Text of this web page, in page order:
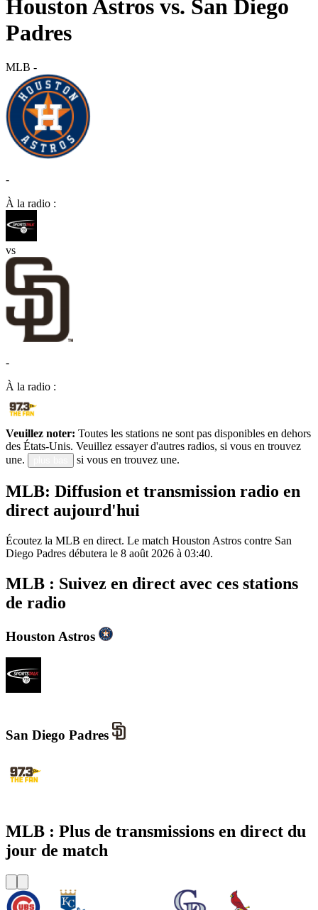
Houston Astros vs. San Diego
Padres
MLB -
-
À la radio :
vs
-
À la radio :
Veuillez noter: Toutes les stations ne sont pas disponibles en dehors
des États-Unis. Veuillez essayer d'autres radios, si vous en trouvez
une.
si vous en trouvez une.
MLB: Diffusion et transmission radio en
direct aujourd'hui
Écoutez la MLB en direct. Le match Houston Astros contre San
Diego Padres débutera le 8 août 2026 à 03:40.
MLB : Suivez en direct avec ces stations
de radio
Houston Astros
San Diego Padres
MLB : Plus de transmissions en direct du
jour de match